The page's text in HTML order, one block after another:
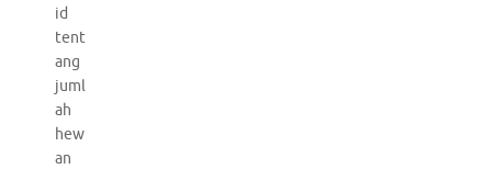
id
tent
ang
juml
ah
hew
an